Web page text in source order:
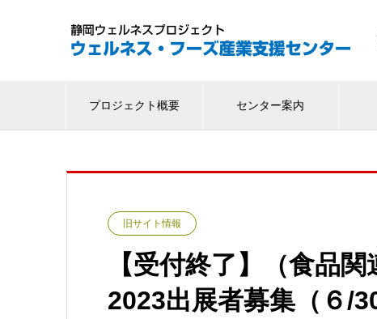
プロジェクト概要 センター案内
旧サイト情報
【受付終了】（食品
2023出展者募集（６/